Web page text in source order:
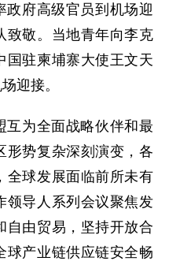
政府高级官员到机场迎
致敬。当地青年向李克
国驻柬埔寨大使王文天
迎接。
互为全面战略伙伴和最
形势复杂深刻演变，各
全球发展面临前所未有
领导人系列会议聚焦发
自由贸易，坚持开放合
球产业链供应链安全畅